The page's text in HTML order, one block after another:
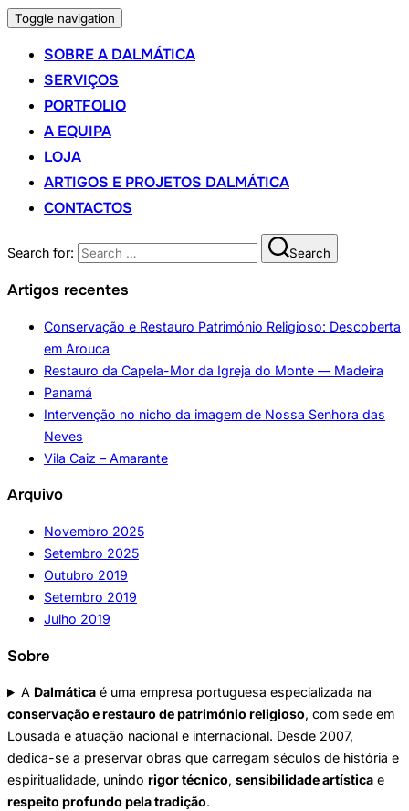
Toggle navigation
SOBRE A DALMÁTICA
SERVIÇOS
PORTFOLIO
A EQUIPA
LOJA
ARTIGOS E PROJETOS DALMÁTICA
CONTACTOS
Search for: Search
Artigos recentes
Conservação e Restauro Património Religioso: Descoberta
em Arouca
Restauro da Capela-Mor da Igreja do Monte — Madeira
Panamá
Intervenção no nicho da imagem de Nossa Senhora das
Neves
Vila Caiz – Amarante
Arquivo
Novembro 2025
Setembro 2025
Outubro 2019
Setembro 2019
Julho 2019
Sobre
A Dalmática é uma empresa portuguesa especializada na
conservação e restauro de património religioso, com sede em
Lousada e atuação nacional e internacional. Desde 2007,
dedica-se a preservar obras que carregam séculos de história e
espiritualidade, unindo rigor técnico, sensibilidade artística e
respeito profundo pela tradição.